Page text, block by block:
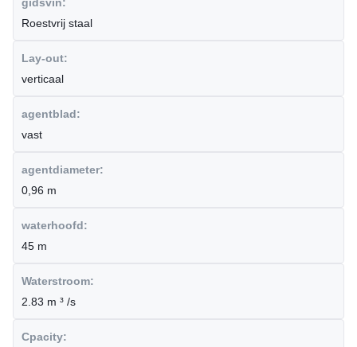
Roestvrij staal
Lay-out:
verticaal
agentblad:
vast
agentdiameter:
0,96 m
waterhoofd:
45 m
Waterstroom:
2.83 m ³ /s
Cpacity: